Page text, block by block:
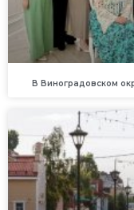
В Виноградовском